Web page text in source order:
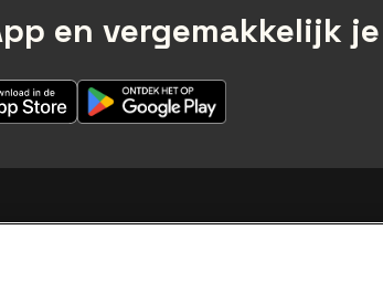
en vergemakkelijk